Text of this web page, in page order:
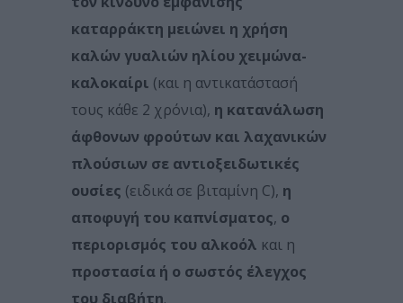
καταρράκτη μειώνει η χρήση
καλών γυαλιών ηλίου χειμώνα-
καλοκαίρι (και η αντικατάστασή
τους κάθε 2 χρόνια), η κατανάλωση
άφθονων φρούτων και λαχανικών
πλούσιων σε αντιοξειδωτικές
ουσίες (ειδικά σε βιταμίνη C), η
αποφυγή του καπνίσματος, ο
περιορισμός του αλκοόλ και η
προστασία ή ο σωστός έλεγχος
του διαβήτη.